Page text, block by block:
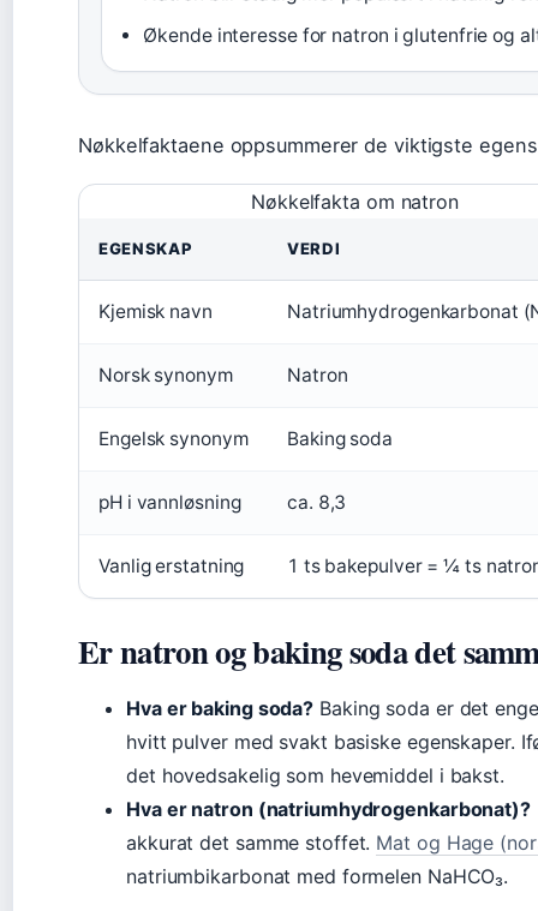
Økende interesse for natron i glutenfrie og
Nøkkelfaktaene oppsummerer de viktigste
Nøkkelfakta om natron
EGENSKAP VERDI
Kjemisk navn Natriumhydrogenkarbonat
Norsk synonym Natron
Engelsk synonym Baking soda
pH i vannløsning ca. 8,3
Vanlig erstatning 1 ts bakepulver = ¼ ts
Er natron og baking soda det
Hva er baking soda? Baking soda er det
hvitt pulver med svakt basiske egenskaper.
det hovedsakelig som hevemiddel i bakst.
Hva er natron (natriumhydrogenkarbonat)?
akkurat det samme stoffet. Mat og Hage
natriumbikarbonat med formelen NaHCO₃.